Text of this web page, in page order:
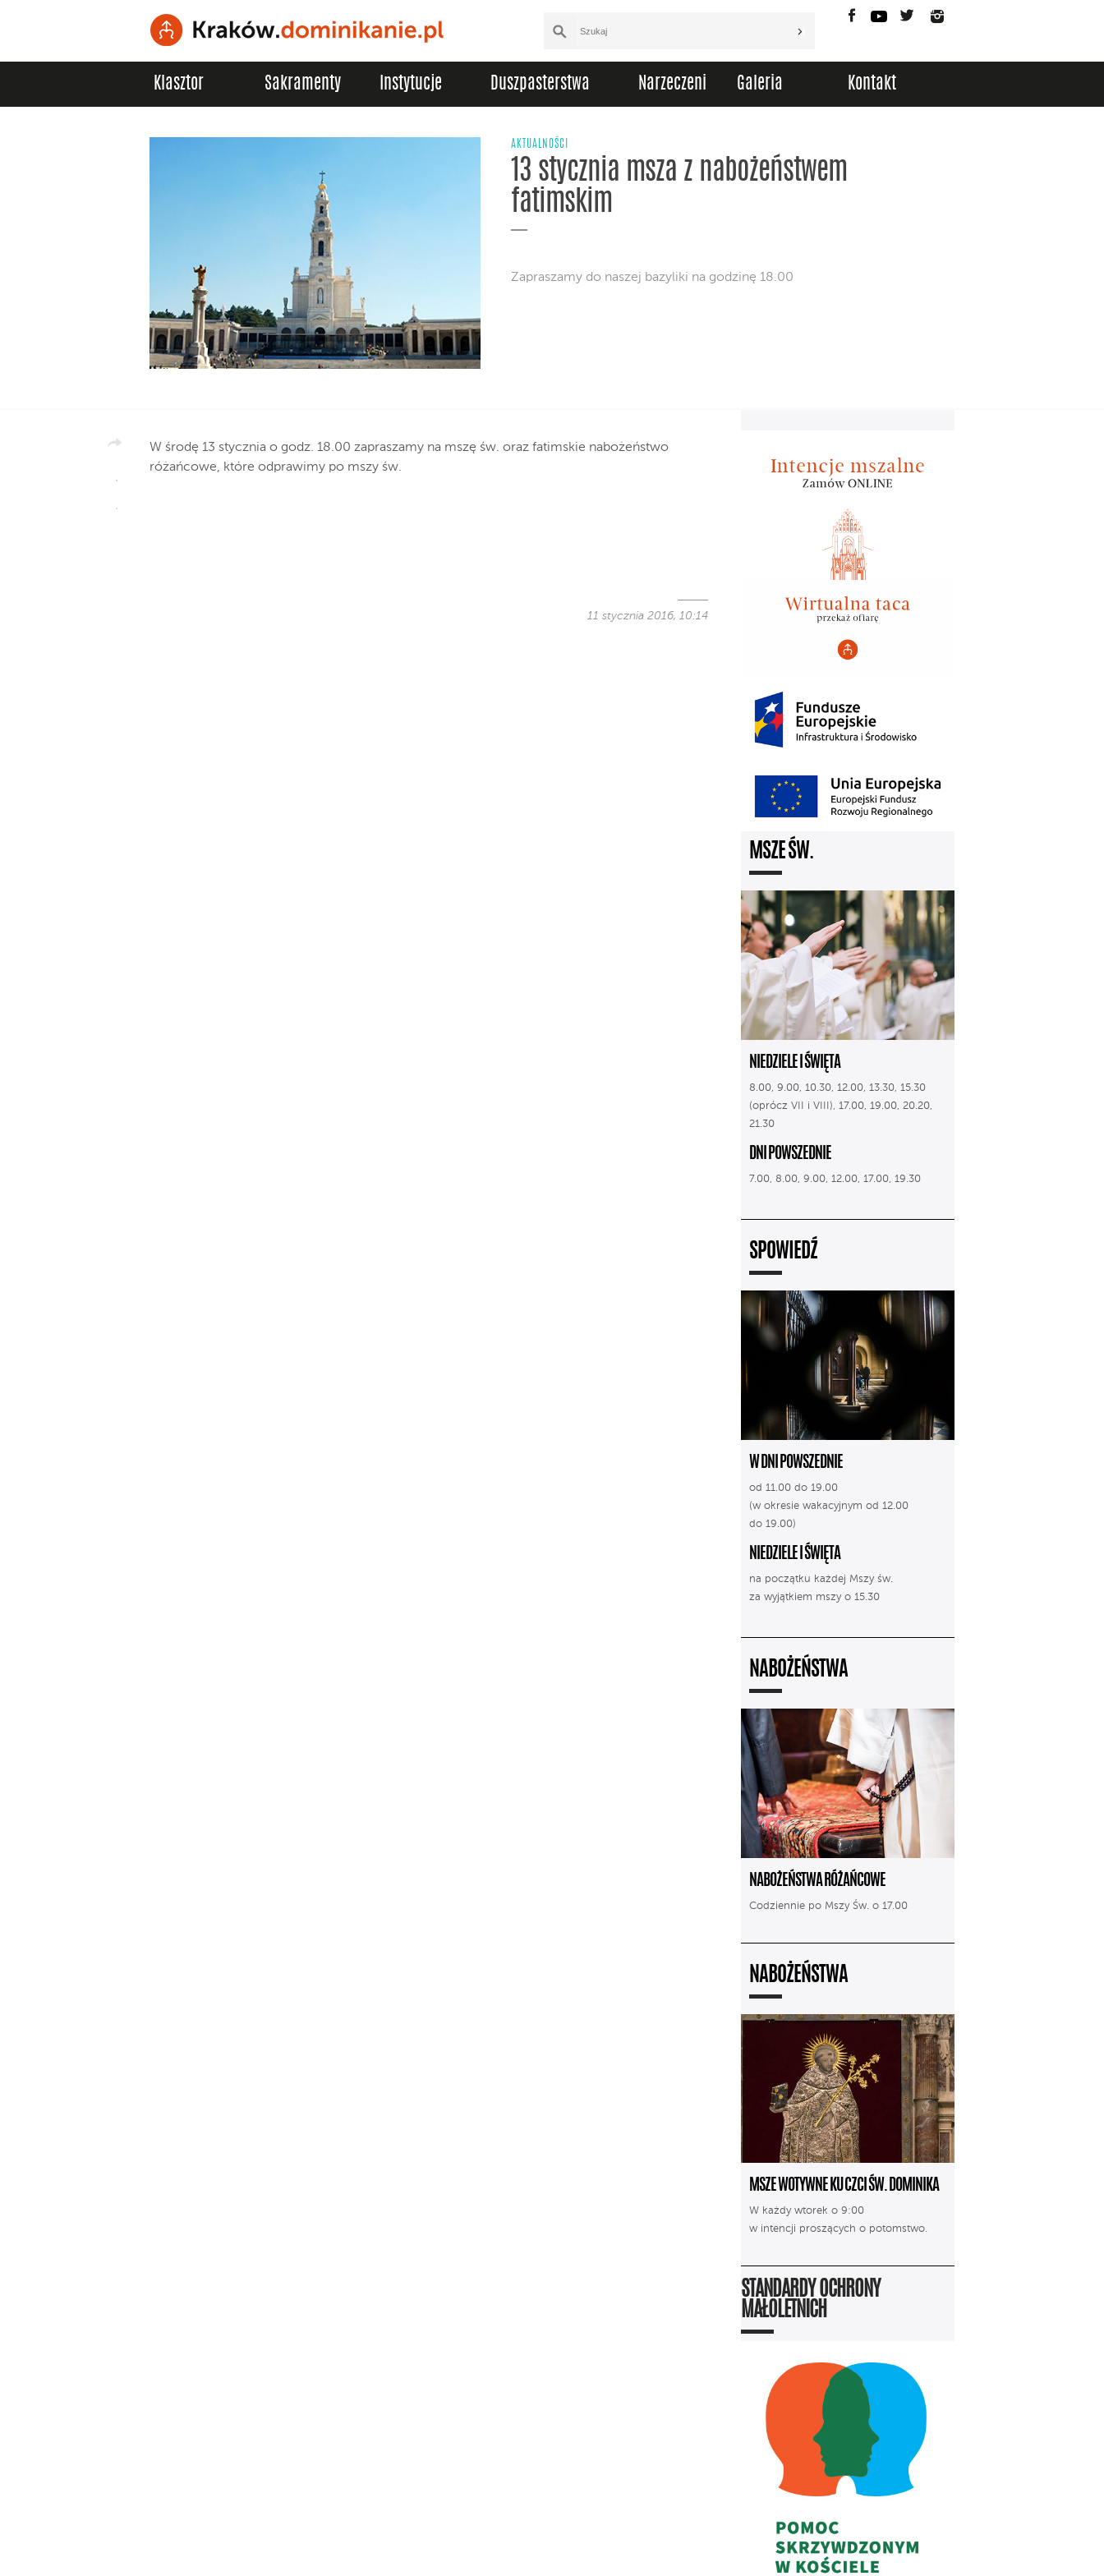
FacebookYouTubeTwitter
Klasztor Sakramenty Instytucje Duszpasterstwa Narzeczeni Galeria Kontakt
AKTUALNOŚCI
13 stycznia msza z nabożeństwem
fatimskim
Zapraszamy do naszej bazyliki na godzinę 18.00
W środę 13 stycznia o godz. 18.00 zapraszamy na mszę św. oraz fatimskie nabożeństwo
różańcowe, które odprawimy po mszy św.
11 stycznia 2016, 10:14
MSZE ŚW.
NIEDZIELE I ŚWIĘTA
8.00, 9.00, 10.30, 12.00, 13.30, 15.30
(oprócz VII i VIII), 17.00, 19.00, 20.20,
21.30
DNI POWSZEDNIE
7.00, 8.00, 9.00, 12.00, 17.00, 19.30
SPOWIEDŹ
W DNI POWSZEDNIE
od 11.00 do 19.00
(w okresie wakacyjnym od 12.00
do 19.00)
NIEDZIELE I ŚWIĘTA
na początku każdej Mszy św.
za wyjątkiem mszy o 15.30
NABOŻEŃSTWA
NABOŻEŃSTWA RÓŻAŃCOWE
Codziennie po Mszy Św. o 17.00
NABOŻEŃSTWA
MSZE WOTYWNE KU CZCI ŚW. DOMINIKA
W każdy wtorek o 9:00
w intencji proszących o potomstwo.
STANDARDY OCHRONY
MAŁOLETNICH